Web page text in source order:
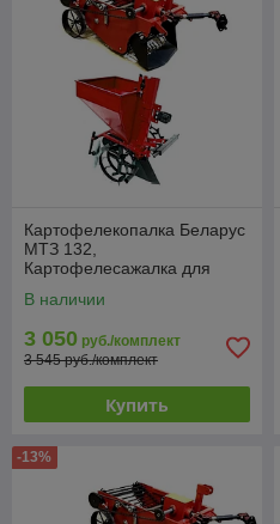
Картофелекопалка Беларус
МТЗ 132,
Картофелесажалка для
132
В наличии
3 050 руб./комплект
3 545 руб./комплект
Купить
-13%